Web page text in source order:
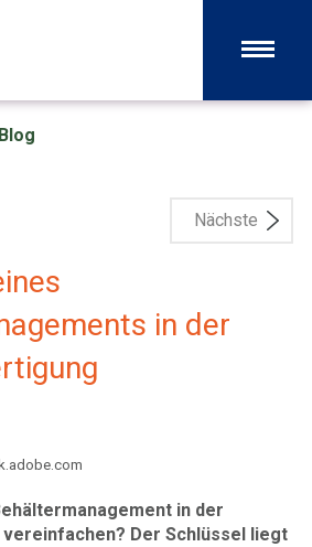
Nächste
in der
in der
Der Schlüssel liegt